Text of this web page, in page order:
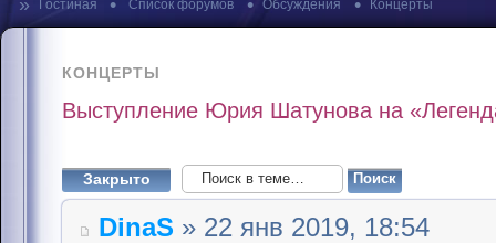
» Гостиная • Список форумов • Обсуждения • Концерты
КОНЦЕРТЫ
Выступление Юрия Шатунова на
Закрыто
DinaS » 22 янв 2019, 18:54